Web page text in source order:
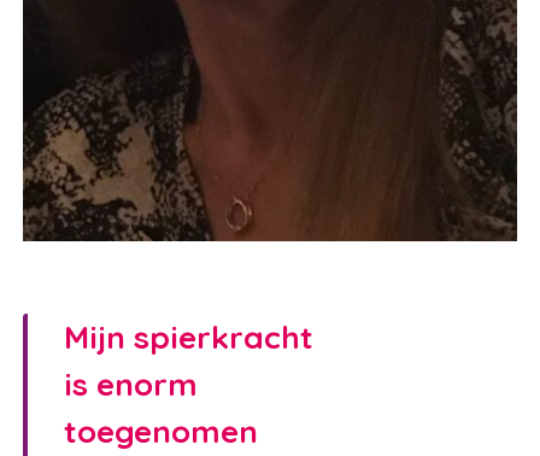
Waar ben je naar op zoek?
Mijn spierkracht
is enorm
toegenomen